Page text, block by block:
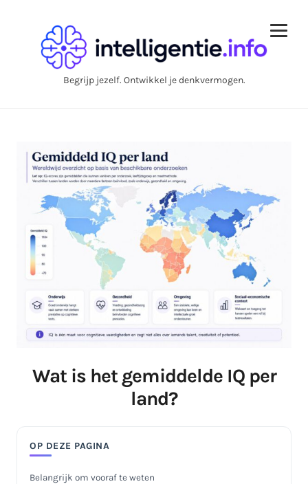
Begrijp jezelf. Ontwikkel je denkvermogen.
Wat is het gemiddelde IQ per
land?
OP DEZE PAGINA
Belangrijk om vooraf te weten